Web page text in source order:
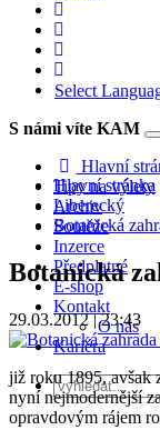
Select
S námi víte KAM
Hlavní
Tipy na výlety
Archiv
Soutěže
Inzerce
Předplatné
E-shop
Kontakt
O nás
Kariéra
Hlavní stránka
Liberecký
Botanická
Botanická
29.03.2012 | 23:43
již roku 1895, avšak
nyní nejmodernější
opravdovým rájem